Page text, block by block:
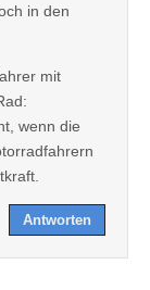
in den
mit
wenn die
Antworten